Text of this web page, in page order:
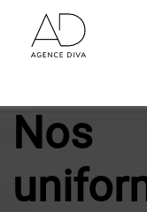
Nos